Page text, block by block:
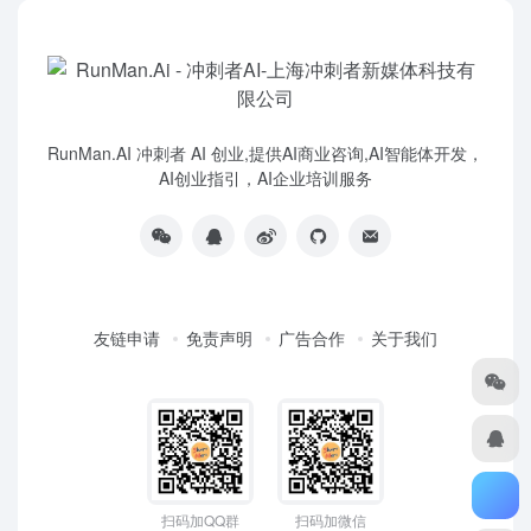
RunMan.AI 冲刺者 AI 创业,提供AI商业咨询,AI智能体开发，
AI创业指引，AI企业培训服务
友链申请 免责声明 广告合作 关于我们
扫码加QQ群 扫码加微信